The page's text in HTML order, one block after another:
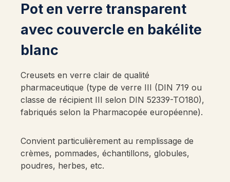
Pot en verre transparent
avec couvercle en bakélite
blanc
Creusets en verre clair de qualité
pharmaceutique (type de verre III (DIN 719 ou
classe de récipient III selon DIN 52339-TO180),
fabriqués selon la Pharmacopée européenne).
Convient particulièrement au remplissage de
crèmes, pommades, échantillons, globules,
poudres, herbes, etc.